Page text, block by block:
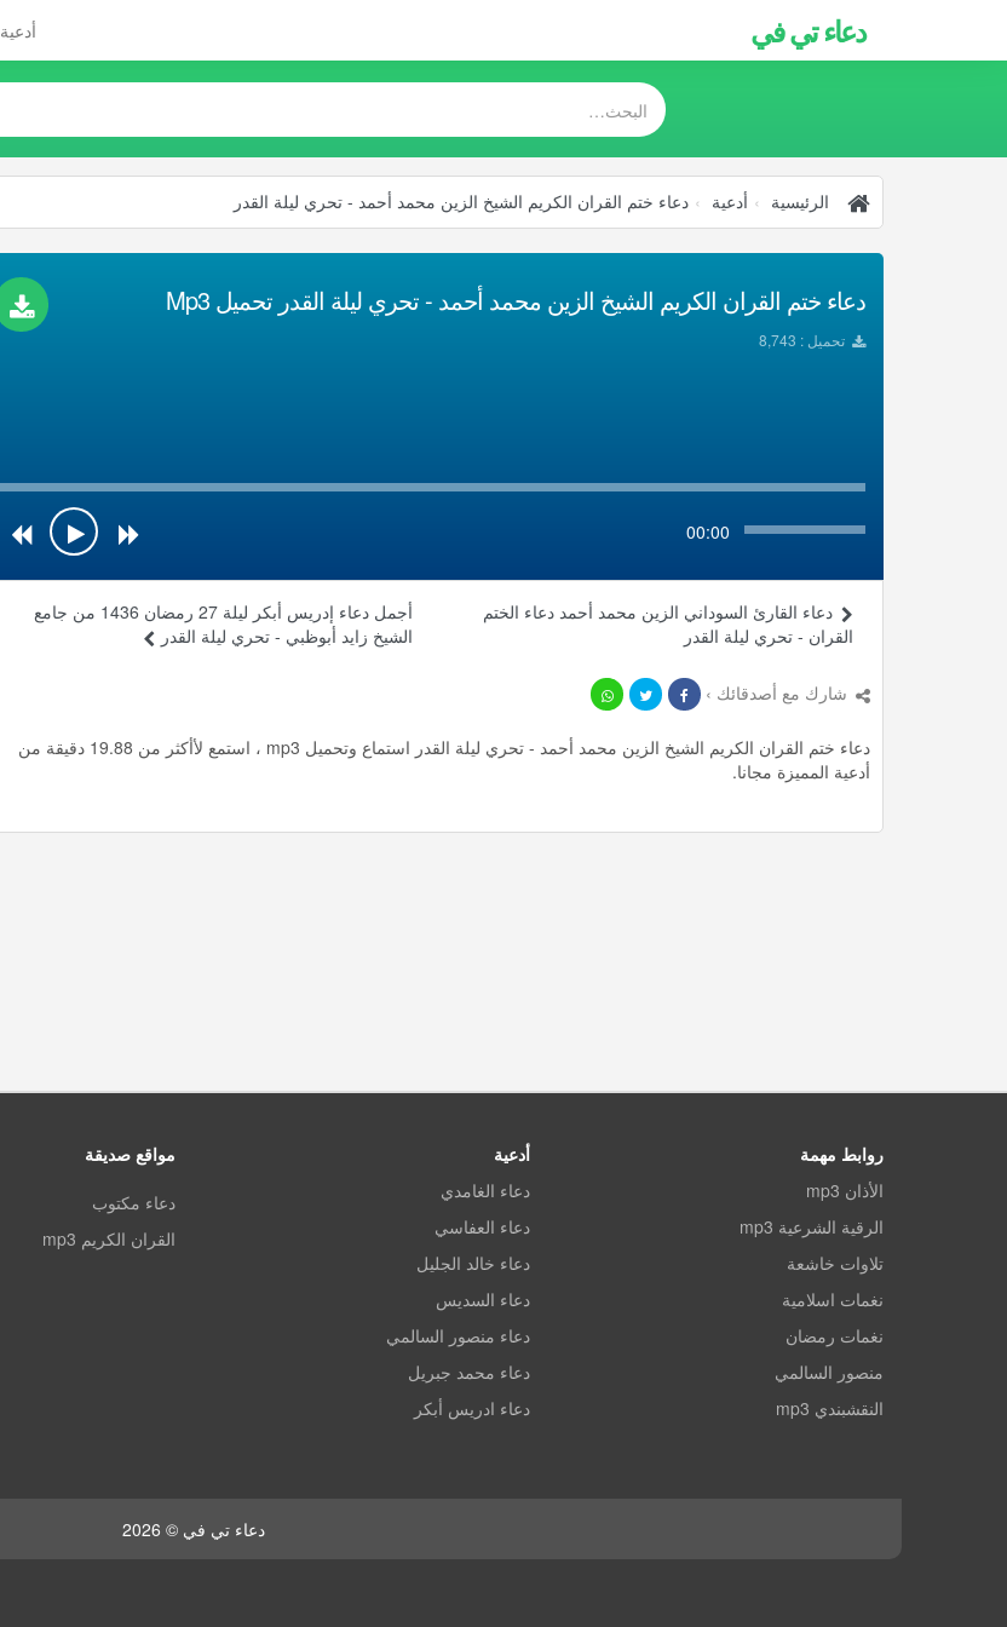
دعاء تي في أدعية
الرئيسية أدعية دعاء ختم القران الكريم الشيخ الزين محمد أحمد - تحري ليلة القدر
دعاء ختم القران الكريم الشيخ الزين محمد أحمد - تحري ليلة القدر تحميل Mp3
تحميل : 8,743
00:00
أجمل دعاء إدريس أبكر ليلة 27 رمضان 1436 من جامع
الشيخ زايد أبوظبي - تحري ليلة القدر
دعاء القارئ السوداني الزين محمد أحمد دعاء الختم
القران - تحري ليلة القدر
شارك مع أصدقائك ›
دعاء ختم القران الكريم الشيخ الزين محمد أحمد - تحري ليلة القدر استماع وتحميل mp3 ، استمع لأأكثر من 19.88 دقيقة من
أدعية المميزة مجانا.
روابط مهمة
الأذان mp3
الرقية الشرعية mp3
تلاوات خاشعة
نغمات اسلامية
نغمات رمضان
منصور السالمي
النقشبندي mp3
أدعية
دعاء الغامدي
دعاء العفاسي
دعاء خالد الجليل
دعاء السديس
دعاء منصور السالمي
دعاء محمد جبريل
دعاء ادريس أبكر
مواقع صديقة
دعاء مكتوب
القران الكريم mp3
دعاء تي في © 2026